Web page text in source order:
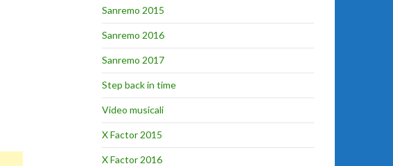
Sanremo 2015
Sanremo 2016
Sanremo 2017
Step back in time
Video musicali
X Factor 2015
X Factor 2016